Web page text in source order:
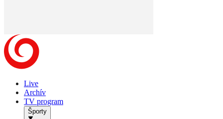
Live
Archív
TV program
Športy